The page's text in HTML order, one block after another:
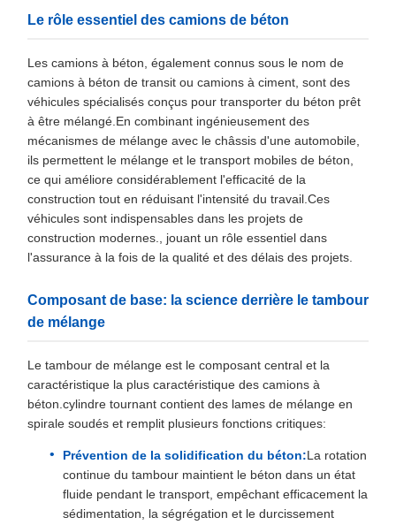
Le rôle essentiel des camions de béton
Les camions à béton, également connus sous le nom de
camions à béton de transit ou camions à ciment, sont des
véhicules spécialisés conçus pour transporter du béton prêt
à être mélangé.En combinant ingénieusement des
mécanismes de mélange avec le châssis d'une automobile,
ils permettent le mélange et le transport mobiles de béton,
ce qui améliore considérablement l'efficacité de la
construction tout en réduisant l'intensité du travail.Ces
véhicules sont indispensables dans les projets de
construction modernes., jouant un rôle essentiel dans
l'assurance à la fois de la qualité et des délais des projets.
Composant de base: la science derrière le tambour
de mélange
Le tambour de mélange est le composant central et la
caractéristique la plus caractéristique des camions à
béton.cylindre tournant contient des lames de mélange en
spirale soudés et remplit plusieurs fonctions critiques:
Prévention de la solidification du béton:La rotation
continue du tambour maintient le béton dans un état
fluide pendant le transport, empêchant efficacement la
sédimentation, la ségrégation et le durcissement